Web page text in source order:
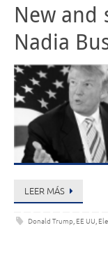
New and
Nadia
LEER MÁS
Donald Trump, EE UU,